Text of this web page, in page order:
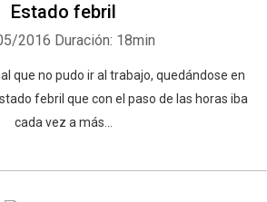
Estado febril
2016 Duración: 18min
que no pudo ir al trabajo, quedándose en
febril que con el paso de las horas iba
cada vez a más...